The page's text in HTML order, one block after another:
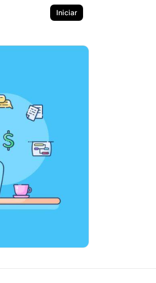
Iniciar